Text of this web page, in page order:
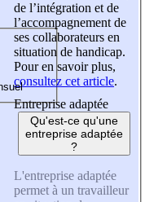
de l’intégration et de
l’accompagnement de
ses collaborateurs en
situation de handicap.
Pour en savoir plus,
consultez cet article.
Entreprise adaptée
Qu'est-ce qu'une
entreprise adaptée
?
L'entreprise adaptée
permet à un travailleur